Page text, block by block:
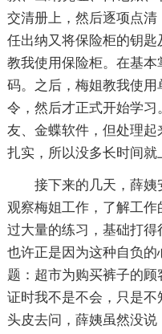
交清册上，然后逐项点
任出纳又将保险柜的钥
教我使用保险柜。在基
码。之后，梅姐教我使用
令，然后才正式开始学
友、金蝶软件，但处理
扎实，所以没多长时间就
接下来的几天，薛
观察梅姐工作，了解工
过大量的练习，基础打得
也许正是因为这种自负
题：超市为购买裤子的
证时我不是不会，只是
头皮去问，薛姨虽然没